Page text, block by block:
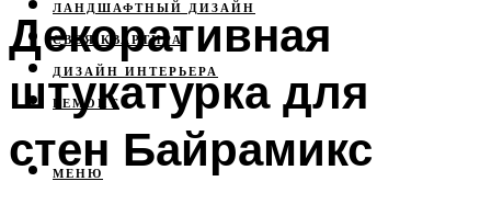
ЛАНДШАФТНЫЙ ДИЗАЙН
СВОЯ КВАРТИРА
ДИЗАЙН ИНТЕРЬЕРА
РЕМОНТ
МЕНЮ
Декоративная
штукатурка для
стен Байрамикс